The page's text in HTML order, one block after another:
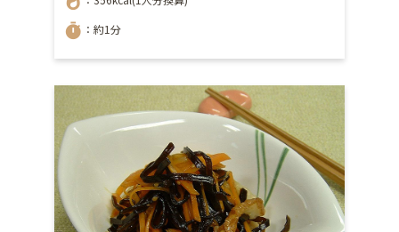
timer ：約1分